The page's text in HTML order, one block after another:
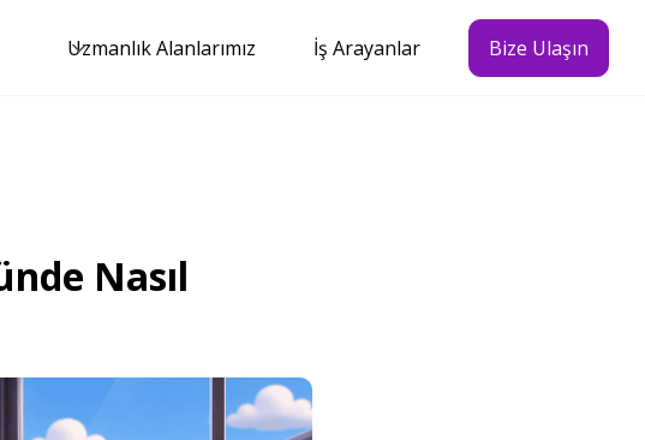
Uzmanlık Alanlarımız İş Arayanlar Bize Ulaşın
Nasıl